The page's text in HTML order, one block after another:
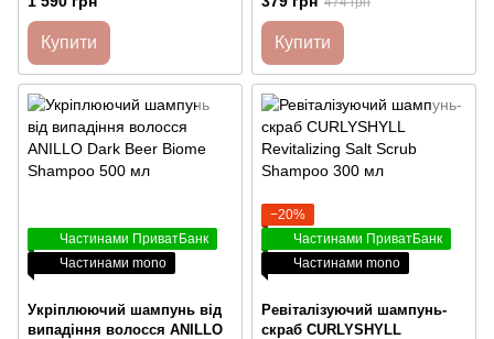
Купити Купити
Частинами ПриватБанк
Частинами mono
Укріплюючий шампунь від
випадіння волосся ANILLO
−20%
Частинами ПриватБанк
Частинами mono
Ревіталізуючий шампунь-
скраб CURLYSHYLL